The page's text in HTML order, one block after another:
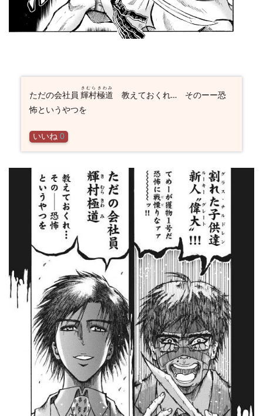
ただの会社員 輝村極道
きむらきわみ
教えておくれ… そのーー恐
怖というやつを
いいね 0